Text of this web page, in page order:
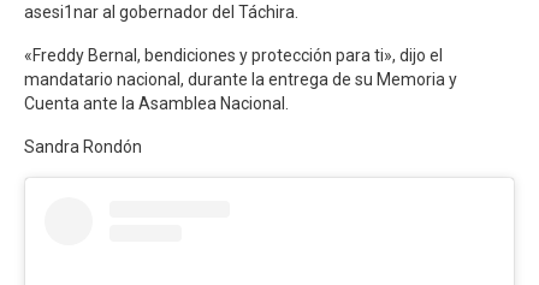
asesi1nar al gobernador del Táchira.
«Freddy Bernal, bendiciones y protección para ti», dijo el
mandatario nacional, durante la entrega de su Memoria y
Cuenta ante la Asamblea Nacional.
Sandra Rondón